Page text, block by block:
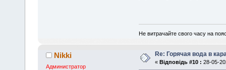
Не витрачайте свого часу на
Nikki
Администратор
Re: Горячая вода в
« Відповідь #10 : 28-05-